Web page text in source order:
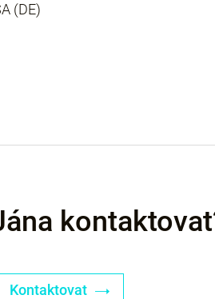
(DE)
Kontaktovat